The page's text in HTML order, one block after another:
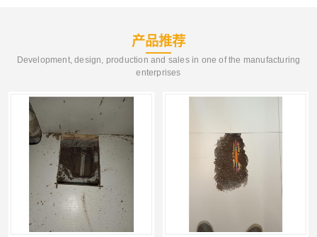
产品推荐
Development, design, production and sales in one of the manufacturing
enterprises